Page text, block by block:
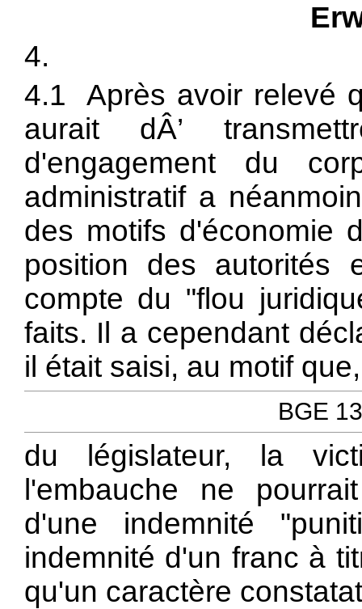
4.
4.1 Après avoir relevé
aurait dÂ’
d'engagement du
administratif a
des motifs d'économie
position des autorités
compte du "flou
faits. Il a cependant
il était saisi, au motif
BGE
du législateur, la
l'embauche ne
d'une indemnité
indemnité d'un franc à
qu'un caractère